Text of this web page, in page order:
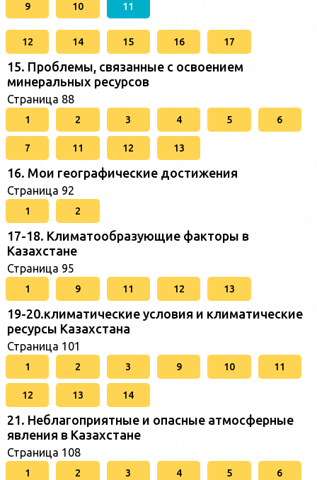
9 10 11
12 14 15 16 17
15. Проблемы, связанные с освоением
минеральных ресурсов
Страница 88
1 2 3 4 5 6
7 11 12 13
16. Мои географические достижения
Страница 92
1 2
17-18. Климатообразующие факторы в
Казахстане
Страница 95
1 9 11 12 13
19-20.климатические условия и климатические
ресурсы Казахстана
Страница 101
1 2 3 9 10 11
12 13 14
21. Неблагоприятные и опасные атмосферные
явления в Казахстане
Страница 108
1 2 3 4 5 6